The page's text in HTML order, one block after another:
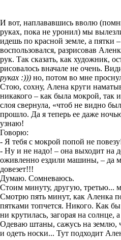
И вот, наплававшись вволю
руках, пока не уронил) мы
идешь по красной земле, а пятки
воспользовался, разрисовав
рук. Так сказать, как художник,
рисовалось вначале не очень.
руках :))) но, потом во мне
Стою, сохну, Алена круги
никакого – как была мокрой, так
слоя свернула, «чтоб не видно
прошло. Да я теперь ее даже
узнаю!
Говорю:
- Я тебя с мокрой попой не
- Ну и не надо! – она выходит на
оживленно ездили машины, – да
довезет!!!
Думаю. Сомневаюсь.
Стоим минуту, другую, третью...
Смотрю пять минут, как Аленка
пятками топчется. Никого. Как бы
ни крутилась, загорая на солнце,
Одеваю штаны, сажусь на землю,
и одеть носки... Тут подходит